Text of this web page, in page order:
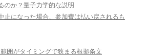
のか？量子力学的な説明
止になった場合、参加費は払い戻されるも
囲がタイミングで狭まる根拠条文